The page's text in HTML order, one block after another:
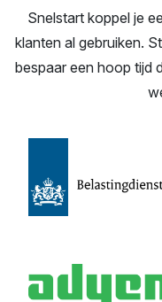
Snelstart koppel je
klanten al gebruiken.
bespaar een hoop tijd